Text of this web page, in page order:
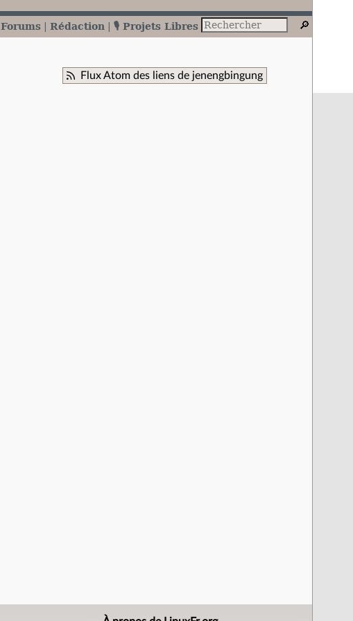
Forums Rédaction 🎙️ Projets Libres
Flux Atom des liens de jenengbingung